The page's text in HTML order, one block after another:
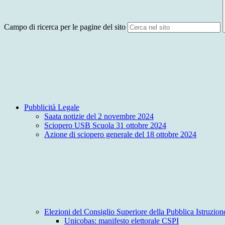
Campo di ricerca per le pagine del sito
Pubblicità Legale
Saata notizie del 2 novembre 2024
Sciopero USB Scuola 31 ottobre 2024
Azione di sciopero generale del 18 ottobre 2024
Elezioni del Consiglio Superiore della Pubblica
Unicobas: manifesto elettorale CSPI